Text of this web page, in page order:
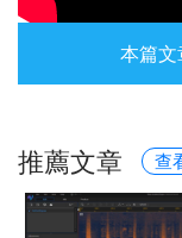
本篇文
推薦文章 查